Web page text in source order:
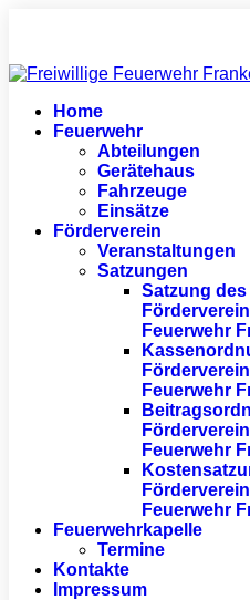
Home
Feuerwehr
Abteilungen
Gerätehaus
Fahrzeuge
Einsätze
Förderverein
Veranstaltungen
Satzungen
Satzung des
Feuerwehr
Feuerwehr
Feuerwehr
Feuerwehr
Feuerwehrkapelle
Termine
Kontakte
Impressum